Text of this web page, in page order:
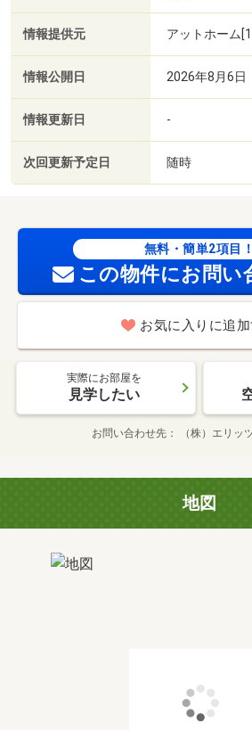
情報提供元 アットホーム
情報公開日 2026年8月6日
情報更新日 -
次回更新予定日 随時
無料・簡単2項目！
この物件にお問い
お気に入りに追加
実際にお部屋を
見学したい
お問い合わせ先 （株）エリ
地図